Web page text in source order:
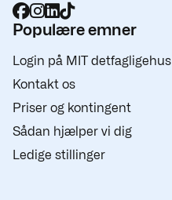
Populære emner
Login på MIT detfagligehus
Kontakt os
Priser og kontingent
Sådan hjælper vi dig
Ledige stillinger